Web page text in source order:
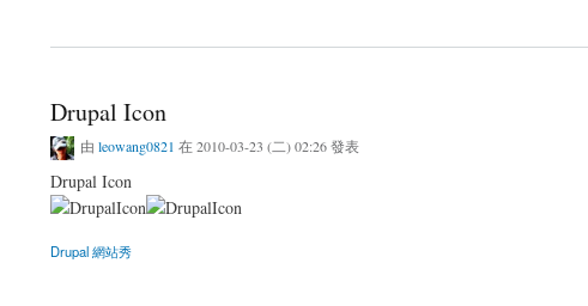
Drupal Icon
由 leowang0821 在 2010-03-23 (二) 02:26 發表
Drupal Icon
Drupal 網站秀